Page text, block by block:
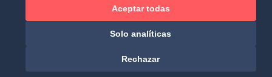
Aceptar todas
Solo analíticas
Rechazar